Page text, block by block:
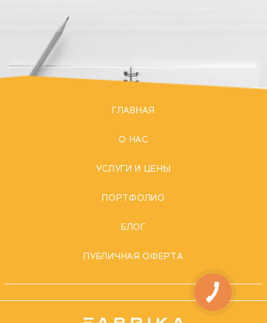
ГЛАВНАЯ
О НАС
УСЛУГИ И ЦЕНЫ
ПОРТФОЛИО
БЛОГ
ПУБЛИЧНАЯ ОФЕРТА